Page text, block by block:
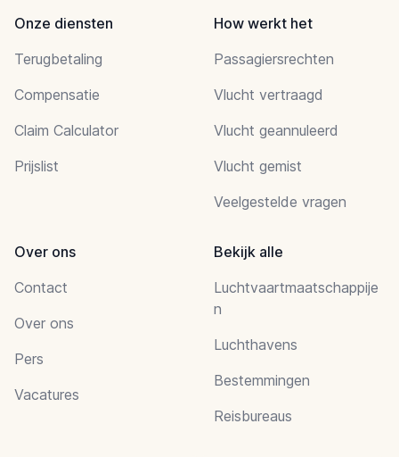
Onze diensten
Terugbetaling
Compensatie
Claim Calculator
Prijslist
How werkt het
Passagiersrechten
Vlucht vertraagd
Vlucht geannuleerd
Vlucht gemist
Veelgestelde vragen
Over ons
Contact
Over ons
Pers
Vacatures
Bekijk alle
Luchtvaartmaatschappije
n
Luchthavens
Bestemmingen
Reisbureaus